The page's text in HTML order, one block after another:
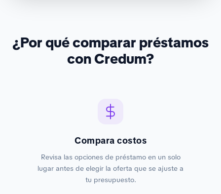
¿Por qué comparar préstamos
con Credum?
Compara costos
Revisa las opciones de préstamo en un solo
lugar antes de elegir la oferta que se ajuste a
tu presupuesto.